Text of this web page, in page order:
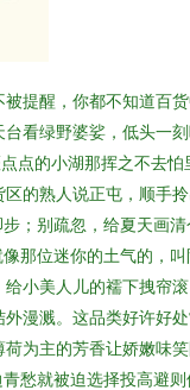
提醒，你都不知道百
看绿野婆娑，低头一
点的小湖那挥之不去怕
的熟人说正屯，顺手
；别疏忽，给夏天画清
那位迷你的土气的，叫
小美人儿的襦下拽帘
漫溅。这品类好许好
为主的芳香让娇嫩味
愁就被迫选择投高避则